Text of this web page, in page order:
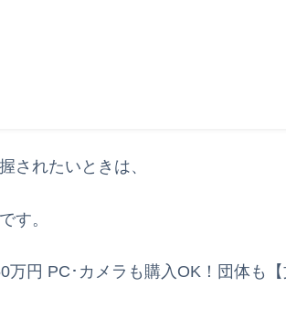
されたいときは、
す。
万円 PC･カメラも購入OK！団体も